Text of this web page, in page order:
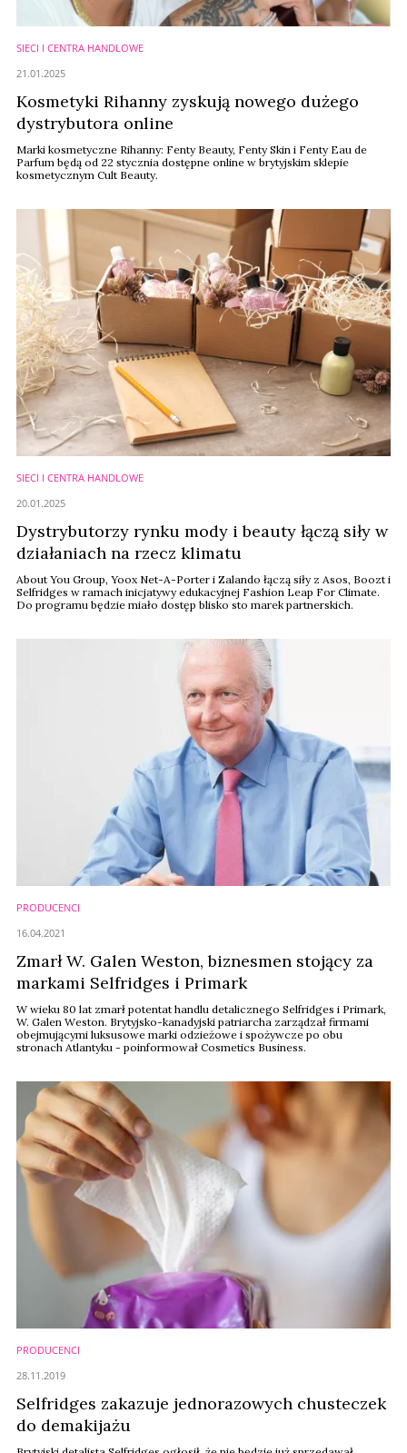
SIECI I CENTRA HANDLOWE
Kosmetyki Rihanny zyskują nowego dużego
dystrybutora online
Marki kosmetyczne Rihanny: Fenty Beauty, Fenty Skin i Fenty Eau de
Parfum będą od 22 stycznia dostępne online w brytyjskim sklepie
kosmetycznym Cult Beauty.
21.01.2025
SIECI I CENTRA HANDLOWE
Dystrybutorzy rynku mody i beauty łączą siły w
działaniach na rzecz klimatu
About You Group, Yoox Net-A-Porter i Zalando łączą siły z Asos, Boozt i
Selfridges w ramach inicjatywy edukacyjnej Fashion Leap For Climate.
Do programu będzie miało dostęp blisko sto marek partnerskich.
20.01.2025
PRODUCENCI
Zmarł W. Galen Weston, biznesmen stojący za
markami Selfridges i Primark
W wieku 80 lat zmarł potentat handlu detalicznego Selfridges i Primark,
W. Galen Weston. Brytyjsko-kanadyjski patriarcha zarządzał firmami
obejmującymi luksusowe marki odzieżowe i spożywcze po obu
stronach Atlantyku - poinformował Cosmetics Business.
16.04.2021
PRODUCENCI
Selfridges zakazuje jednorazowych chusteczek
do demakijażu
28.11.2019